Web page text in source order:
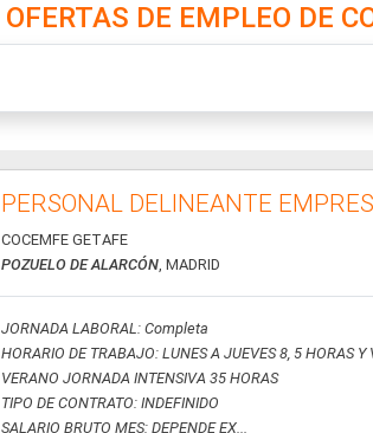
OFERTAS DE EMPLEO DE
PERSONAL DELINEANTE
COCEMFE GETAFE
POZUELO DE ALARCÓN, MADRID
JORNADA LABORAL: Completa
HORARIO DE TRABAJO: LUNES A JUEVES 8, 5 HORAS Y
VERANO JORNADA INTENSIVA 35 HORAS
TIPO DE CONTRATO: INDEFINIDO
SALARIO BRUTO MES: DEPENDE EX...